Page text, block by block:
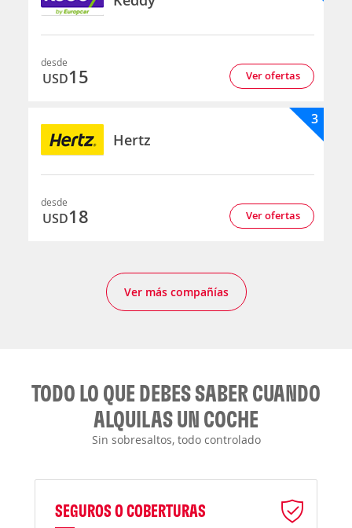
desde
USD15 Ver ofertas
Hertz
3
desde
USD18 Ver ofertas
Ver más compañías
TODO LO QUE DEBES SABER CUANDO
ALQUILAS UN COCHE
Sin sobresaltos, todo controlado
SEGUROS O COBERTURAS